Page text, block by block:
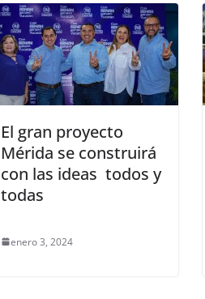
El gran proyecto
Mérida se construirá
con las ideas todos y
todas
enero 3, 2024